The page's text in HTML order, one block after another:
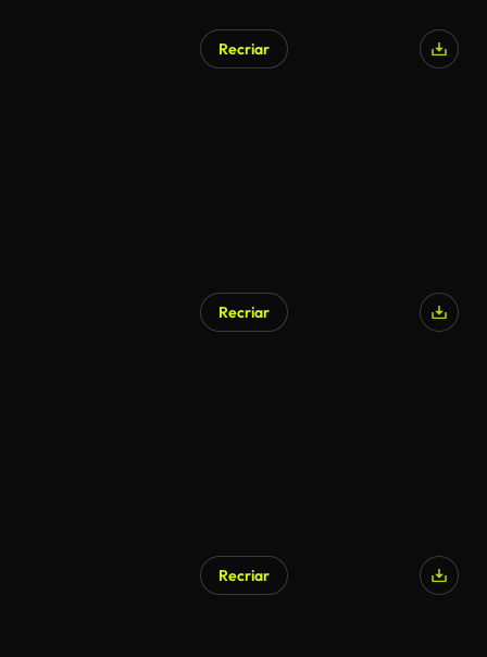
Recriar
Recriar
Recriar